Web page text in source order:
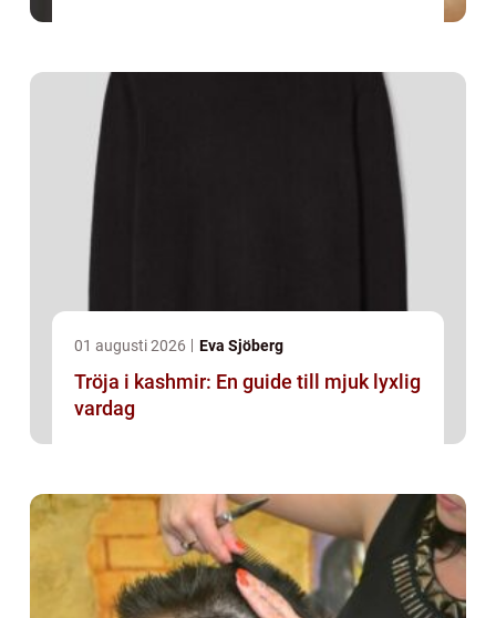
01 augusti 2026 Eva Sjöberg
Tröja i kashmir: En guide till mjuk lyxlig
vardag